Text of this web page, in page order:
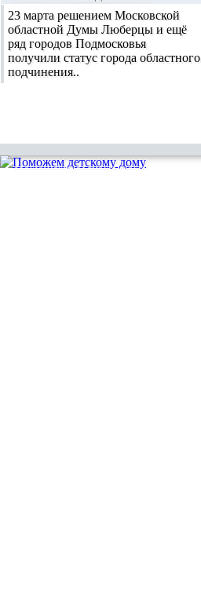
23 марта решением Московской
областной Думы Люберцы и ещё
ряд городов Подмосковья
получили статус города областного
подчинения..